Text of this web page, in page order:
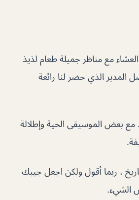
العشاء مع مناظر جميلة طعام لذيذ
المدير الذي حضر لنا رائعة
مع بعض الموسيقى الحية وإطلالة
، ربما أقول ولكن اجعل جيبك
الشيء.